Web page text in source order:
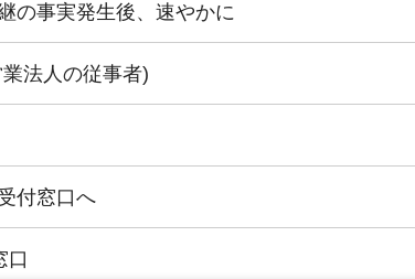
の事実発生後、速やかに
法人の従事者)
付窓口へ
口